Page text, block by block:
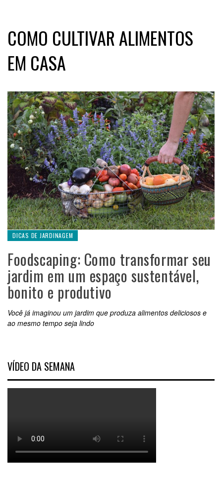
COMO CULTIVAR ALIMENTOS
EM CASA
DICAS DE JARDINAGEM
Foodscaping: Como transformar seu
jardim em um espaço sustentável,
bonito e produtivo
Você já imaginou um jardim que produza alimentos deliciosos e
ao mesmo tempo seja lindo
VÍDEO DA SEMANA